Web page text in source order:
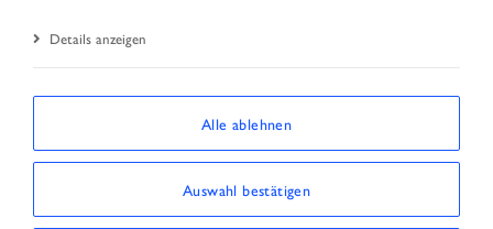
Details anzeigen
Alle ablehnen
Auswahl bestätigen